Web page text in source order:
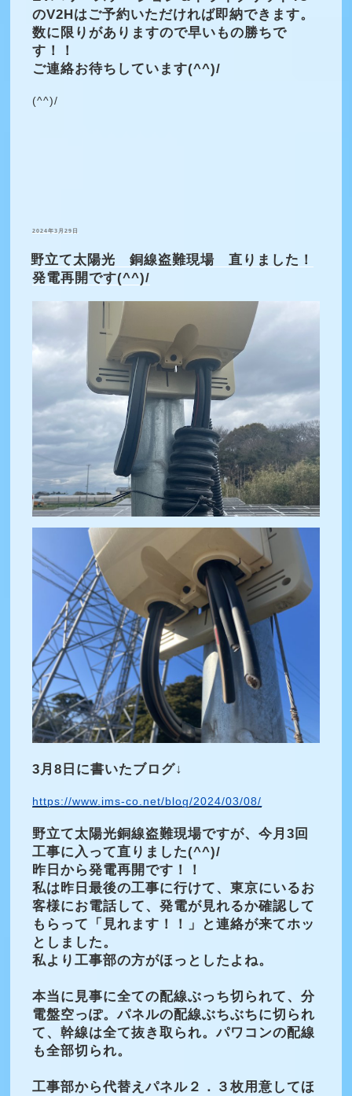
のV2Hはご予約いただければ即納できます。
数に限りがありますので早いもの勝ちで
す！！
ご連絡お待ちしています(^^)/
(^^)/
投
2024年3月29日
野立て太陽光 銅線盗難現場 直りました！
発電再開です(^^)/
3月8日に書いたブログ↓
https://www.ims-co.net/blog/2024/03/08/
野立て太陽光銅線盗難現場ですが、今月3回
工事に入って直りました(^^)/
昨日から発電再開です！！
私は昨日最後の工事に行けて、東京にいるお
客様にお電話して、発電が見れるか確認して
もらって「見れます！！」と連絡が来てホッ
としました。
私より工事部の方がほっとしたよね。
本当に見事に全ての配線ぶっち切られて、分
電盤空っぽ。パネルの配線ぶちぶちに切られ
て、幹線は全て抜き取られ。パワコンの配線
も全部切られ。
工事部から代替えパネル２．３枚用意してほ